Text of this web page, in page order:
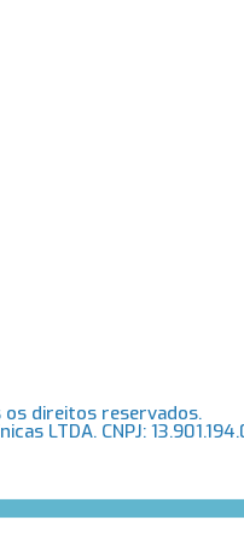
direitos reservados.
LTDA. CNPJ: